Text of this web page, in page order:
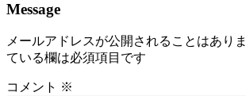
Message
メールアドレスが公開されることはありま
ている欄は必須項目です
コメント ※